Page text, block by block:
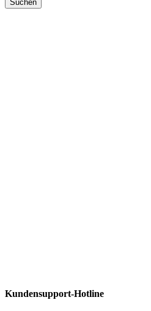
Kundensupport-Hotline